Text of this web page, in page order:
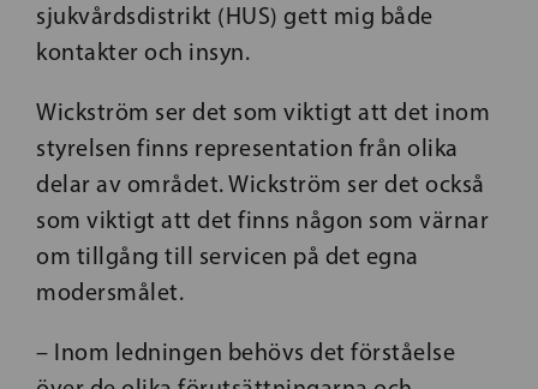
sjukvårdsdistrikt (HUS) gett mig både
kontakter och insyn.
Wickström ser det som viktigt att det inom
styrelsen finns representation från olika
delar av området. Wickström ser det också
som viktigt att det finns någon som värnar
om tillgång till servicen på det egna
modersmålet.
– Inom ledningen behövs det förståelse